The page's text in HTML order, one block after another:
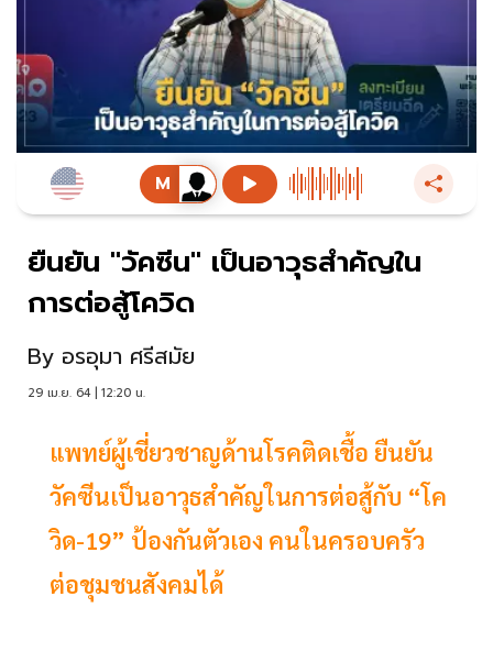
ยืนยัน "วัคซีน" เป็นอาวุธสำคัญใน
การต่อสู้โควิด
By อรอุมา ศรีสมัย
29 เม.ย. 64 | 12:20 น.
แพทย์ผู้เชี่ยวชาญด้านโรคติดเชื้อ ยืนยัน
วัคซีนเป็นอาวุธสำคัญในการต่อสู้กับ “โค
วิด-19” ป้องกันตัวเอง คนในครอบครัว
ต่อชุมชนสังคมได้